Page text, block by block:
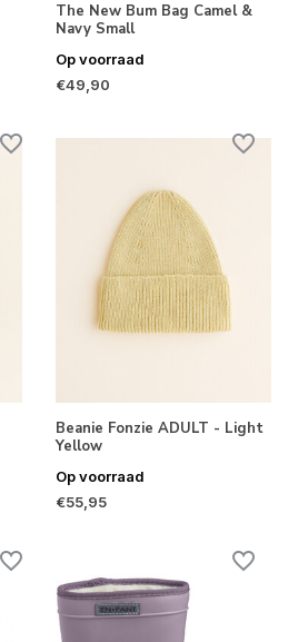
The New Bum Bag Camel &
Navy Small
Op voorraad
€49,90
Beanie Fonzie ADULT - Light
Yellow
Op voorraad
€55,95